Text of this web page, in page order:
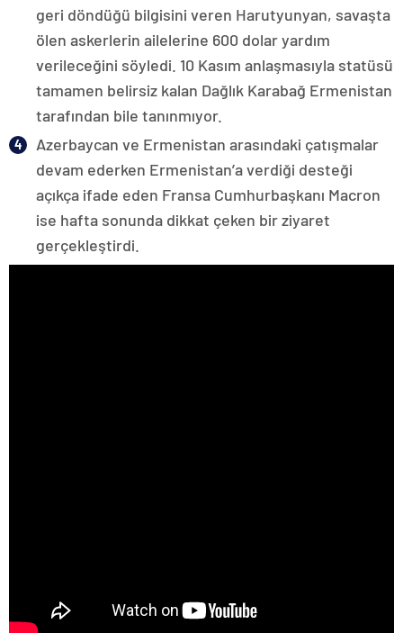
geri döndüğü bilgisini veren Harutyunyan, savaşta
ölen askerlerin ailelerine 600 dolar yardım
verileceğini söyledi. 10 Kasım anlaşmasıyla statüsü
tamamen belirsiz kalan Dağlık Karabağ Ermenistan
tarafından bile tanınmıyor.
Azerbaycan ve Ermenistan arasındaki çatışmalar
devam ederken Ermenistan’a verdiği desteği
açıkça ifade eden Fransa Cumhurbaşkanı Macron
ise hafta sonunda dikkat çeken bir ziyaret
gerçekleştirdi.